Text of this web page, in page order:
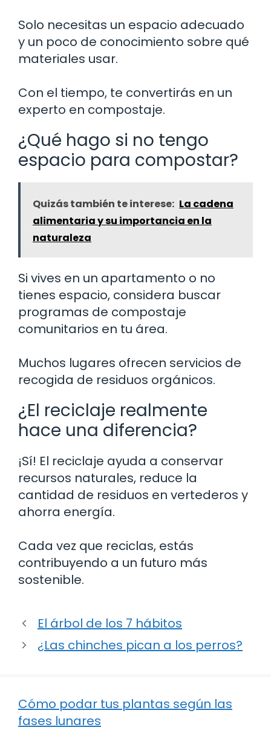
Solo necesitas un espacio adecuado
y un poco de conocimiento sobre qué
materiales usar.
Con el tiempo, te convertirás en un
experto en compostaje.
¿Qué hago si no tengo
espacio para compostar?
Quizás también te interese: La cadena
alimentaria y su importancia en la
naturaleza
Si vives en un apartamento o no
tienes espacio, considera buscar
programas de compostaje
comunitarios en tu área.
Muchos lugares ofrecen servicios de
recogida de residuos orgánicos.
¿El reciclaje realmente
hace una diferencia?
¡Sí! El reciclaje ayuda a conservar
recursos naturales, reduce la
cantidad de residuos en vertederos y
ahorra energía.
Cada vez que reciclas, estás
contribuyendo a un futuro más
sostenible.
El árbol de los 7 hábitos
¿Las chinches pican a los perros?
Cómo podar tus plantas según las
fases lunares